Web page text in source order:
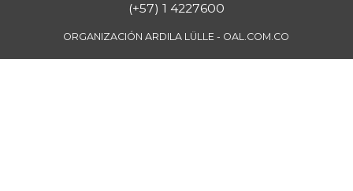
(+57) 1 4227600
ORGANIZACIÓN ARDILA LÜLLE - OAL.COM.CO